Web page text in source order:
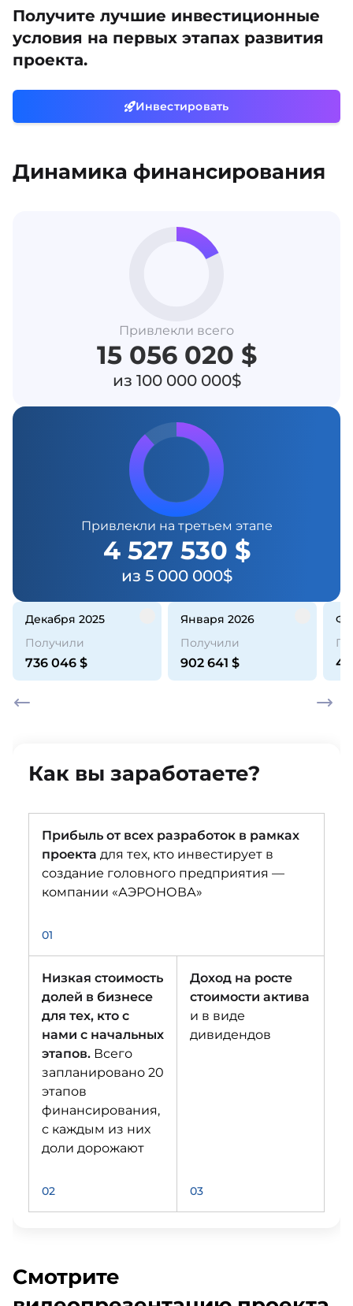
Получите лучшие инвестиционные
условия на первых этапах развития
проекта.
Инвестировать
Динамика финансирования
Привлекли всего
15 056 020 $
из 100 000 000$
Привлекли на третьем этапе
4 527 530 $
из 5 000 000$
декабря 2025
Получили
736 046 $
января 2026
Получили
902 641 $
Как вы заработаете?
Прибыль от всех разработок в рамках
проекта для тех, кто инвестирует в
создание головного предприятия —
компании «АЭРОНОВА»
01
Низкая стоимость
долей в бизнесе
для тех, кто с
нами с начальных
этапов. Всего
запланировано 20
этапов
финансирования,
с каждым из них
доли дорожают
02
Доход на росте
стоимости актива
и в виде
дивидендов
03
Смотрите